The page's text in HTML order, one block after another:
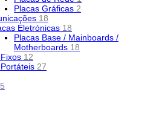
Placas Gráficas 2
18
Eletrónicas 18
Placas Base / Mainboards /
Motherboards 18
12
27